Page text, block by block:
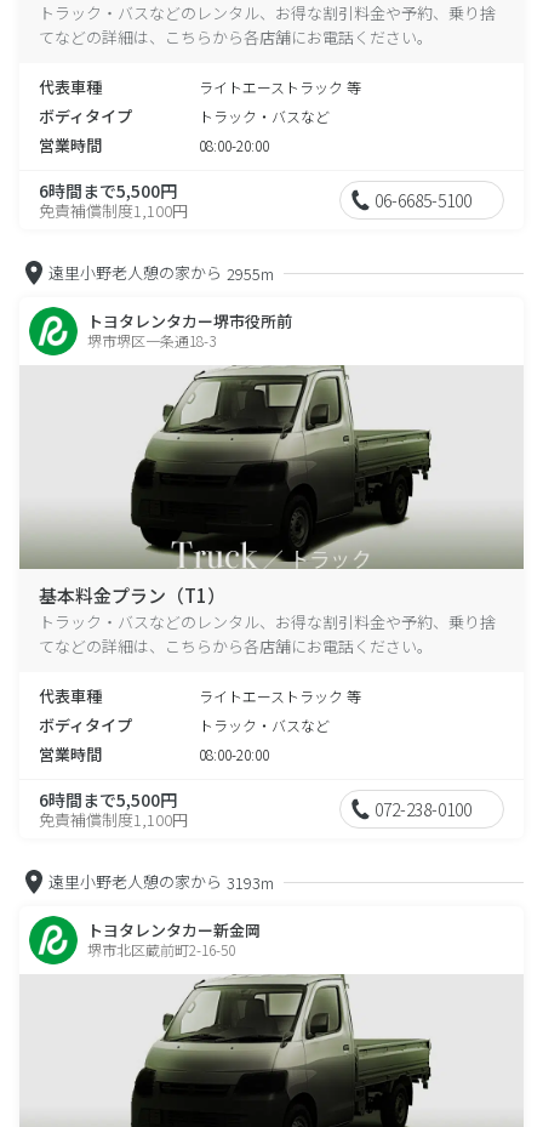
トラック・バスなどのレンタル、お得な割引料金や予約、乗り捨
てなどの詳細は、こちらから各店舗にお電話ください。
代表車種 ライトエーストラック 等
ボディタイプ トラック・バスなど
営業時間 08:00-20:00
6時間まで5,500円
免責補償制度1,100円 06-6685-5100
遠里小野老人憩の家から 2955m
トヨタレンタカー堺市役所前
堺市堺区一条通18-3
基本料金プラン（T1）
トラック・バスなどのレンタル、お得な割引料金や予約、乗り捨
てなどの詳細は、こちらから各店舗にお電話ください。
代表車種 ライトエーストラック 等
ボディタイプ トラック・バスなど
営業時間 08:00-20:00
6時間まで5,500円
免責補償制度1,100円 072-238-0100
遠里小野老人憩の家から 3193m
トヨタレンタカー新金岡
堺市北区蔵前町2-16-50